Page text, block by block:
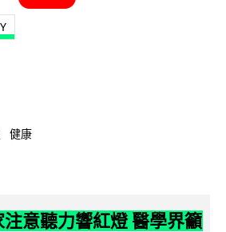
健康
意聽力響紅燈 醫學界籲